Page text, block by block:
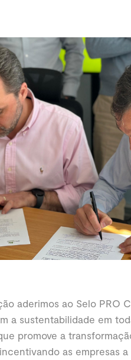
aderimos ao Selo PRO
a sustentabilidade em
promove a
as empresas